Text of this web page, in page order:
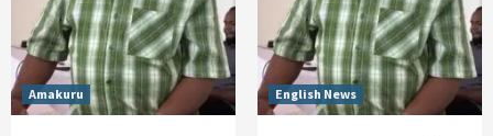
Amakuru English News